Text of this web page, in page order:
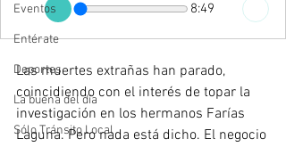
Eventos
Entérate
Deportes
La buena del día
Sólo Tránsito Local
8:49
Las muertes extrañas han parado,
coincidiendo con el interés de topar la
investigación en los hermanos Farías
Laguna. Pero nada está dicho. El negocio